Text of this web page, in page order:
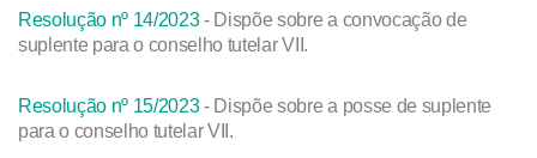
Resolução nº 14/2023- Dispõe sobre a convocação de
suplente para o conselho tutelar VII.
Resolução nº 15/2023- Dispõe sobre a posse de suplente
para o conselho tutelar VII.